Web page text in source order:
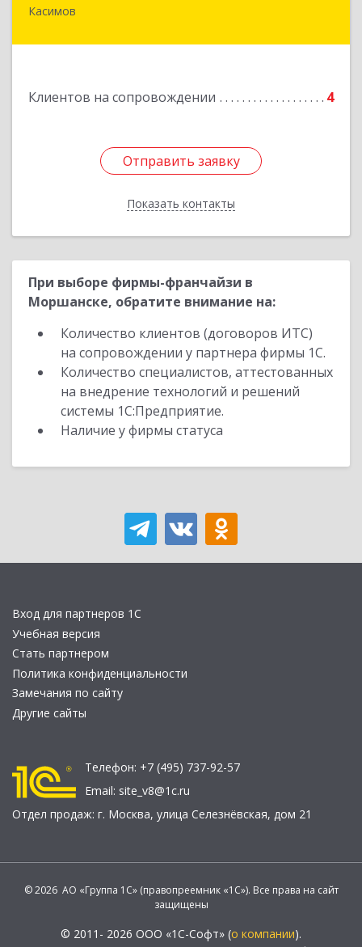
Касимов
Клиентов на сопровождении 4
Отправить заявку
Показать контакты
391300, Рязанская обл., г.Касимов, ул.Советская
Отправить заявку
Назад
При выборе фирмы-франчайзи в
Моршанске, обратите внимание на:
Количество клиентов (договоров ИТС)
на сопровождении у партнера фирмы 1С.
Количество специалистов, аттестованных
на внедрение технологий и решений
системы 1С:Предприятие.
Наличие у фирмы статуса
Вход для партнеров 1С
Учебная версия
Стать партнером
Политика конфиденциальности
Замечания по сайту
Другие сайты
Телефон: +7 (495) 737-92-57
Email: site_v8@1c.ru
Отдел продаж: г. Москва, улица Селезнёвская, дом 21
© 2026 АО «Группа 1С» (правопреемник «1С»). Все права на сайт
защищены
© 2011- 2026 ООО «1С-Софт» (о компании).